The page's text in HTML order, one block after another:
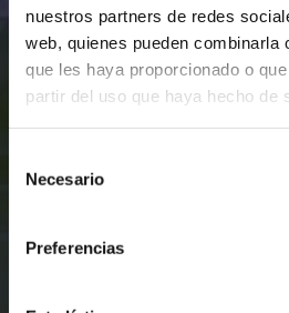
nuestros partners de redes
web, quienes pueden combinarla
que les haya proporcionado o
partir del uso que haya hecho de
Necesario
Preferencias